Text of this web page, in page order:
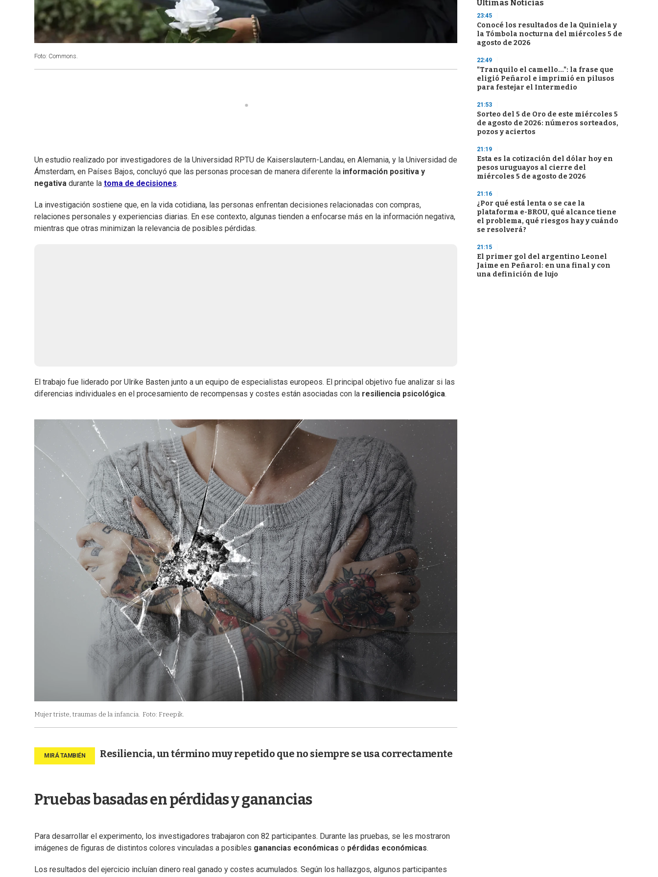
Foto: Commons.
Un estudio realizado por investigadores de la Universidad RPTU de Kaiserslautern-Landau, en Alemania, y la Universidad de
Ámsterdam, en Países Bajos, concluyó que las personas procesan de manera diferente la información positiva y
negativa durante la toma de decisiones.
La investigación sostiene que, en la vida cotidiana, las personas enfrentan decisiones relacionadas con compras,
relaciones personales y experiencias diarias. En ese contexto, algunas tienden a enfocarse más en la información negativa,
mientras que otras minimizan la relevancia de posibles pérdidas.
El trabajo fue liderado por Ulrike Basten junto a un equipo de especialistas europeos. El principal objetivo fue analizar si las
diferencias individuales en el procesamiento de recompensas y costes están asociadas con la resiliencia psicológica.
Mujer triste, traumas de la infancia. Foto: Freepik.
Resiliencia, un término muy repetido que no siempre se usa correctamente
Pruebas basadas en pérdidas y ganancias
Para desarrollar el experimento, los investigadores trabajaron con 82 participantes. Durante las pruebas, se les mostraron
imágenes de figuras de distintos colores vinculadas a posibles ganancias económicas o pérdidas económicas.
Los resultados del ejercicio incluían dinero real ganado y costes acumulados. Según los hallazgos, algunos participantes
Últimas Noticias
23:45
Conocé los resultados de la Quiniela y
la Tómbola nocturna del miércoles 5 de
agosto de 2026
22:49
"Tranquilo el camello...": la frase que
eligió Peñarol e imprimió en pilusos
para festejar el Intermedio
21:53
Sorteo del 5 de Oro de este miércoles 5
de agosto de 2026: números sorteados,
pozos y aciertos
21:19
Esta es la cotización del dólar hoy en
pesos uruguayos al cierre del
miércoles 5 de agosto de 2026
21:16
¿Por qué está lenta o se cae la
plataforma e-BROU, qué alcance tiene
el problema, qué riesgos hay y cuándo
se resolverá?
21:15
El primer gol del argentino Leonel
Jaime en Peñarol: en una final y con
una definición de lujo